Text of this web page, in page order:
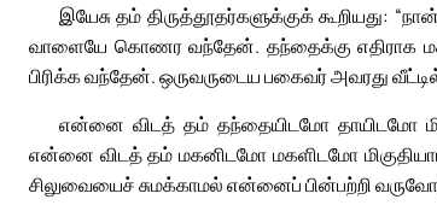
இயேசு தம் திருத்தூதர்களுக்குக்
வாளையே கொணர வந்தேன். தந்தைக்கு எதிராக
பிரிக்க வந்தேன். ஒருவருடைய பகைவர் அவரது
என்னை விடத் தம் தந்தையிடமோ தாயிடமோ
என்னை விடத் தம் மகனிடமோ மகளிடமோ
சிலுவையைச் சுமக்காமல் என்னைப் பின்பற்றி